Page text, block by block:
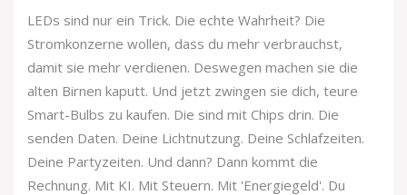
LEDs sind nur ein Trick. Die echte Wahrheit? Die
Stromkonzerne wollen, dass du mehr verbrauchst,
damit sie mehr verdienen. Deswegen machen sie die
alten Birnen kaputt. Und jetzt zwingen sie dich, teure
Smart-Bulbs zu kaufen. Die sind mit Chips drin. Die
senden Daten. Deine Lichtnutzung. Deine Schlafzeiten.
Deine Partyzeiten. Und dann? Dann kommt die
Rechnung. Mit KI. Mit Steuern. Mit 'Energiegeld'. Du